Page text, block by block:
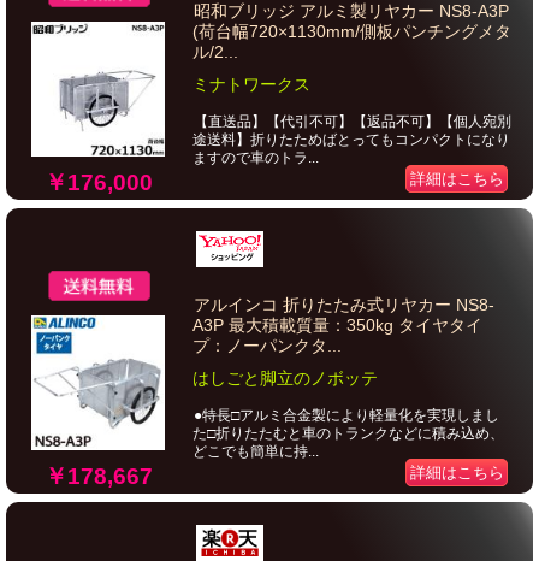
￥176,000
昭和ブリッジ アルミ製リヤカー NS8-A3P
(荷台幅720×1130mm/側板パンチングメタ
ル/2...
ミナトワークス
【直送品】【代引不可】【返品不可】【個人宛別
途送料】折りたためばとってもコンパクトになり
ますので車のトラ...
詳細はこちら
￥178,667
アルインコ 折りたたみ式リヤカー NS8-
A3P 最大積載質量：350kg タイヤタイ
プ：ノーパンクタ...
はしごと脚立のノボッテ
●特長□アルミ合金製により軽量化を実現しまし
た□折りたたむと車のトランクなどに積み込め、
どこでも簡単に持...
詳細はこちら